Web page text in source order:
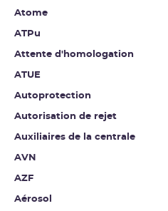
Atome
ATPu
Attente d'homologation
ATUE
Autoprotection
Autorisation de rejet
Auxiliaires de la centrale
AVN
AZF
Aérosol